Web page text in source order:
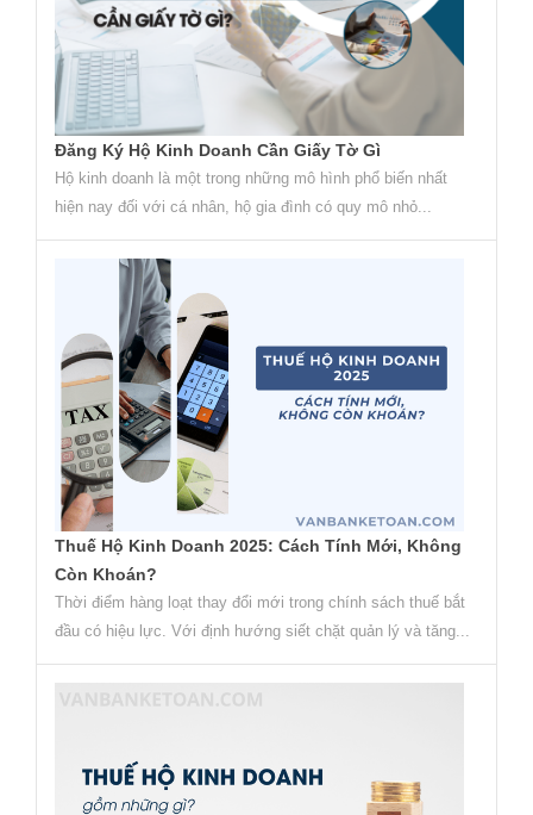
Đăng Ký Hộ Kinh Doanh Cần Giấy Tờ Gì
Hộ kinh doanh là một trong những mô hình phổ biến nhất
hiện nay đối với cá nhân, hộ gia đình có quy mô nhỏ...
Thuế Hộ Kinh Doanh 2025: Cách Tính Mới, Không
Còn Khoán?
Thời điểm hàng loạt thay đổi mới trong chính sách thuế bắt
đầu có hiệu lực. Với định hướng siết chặt quản lý và tăng...